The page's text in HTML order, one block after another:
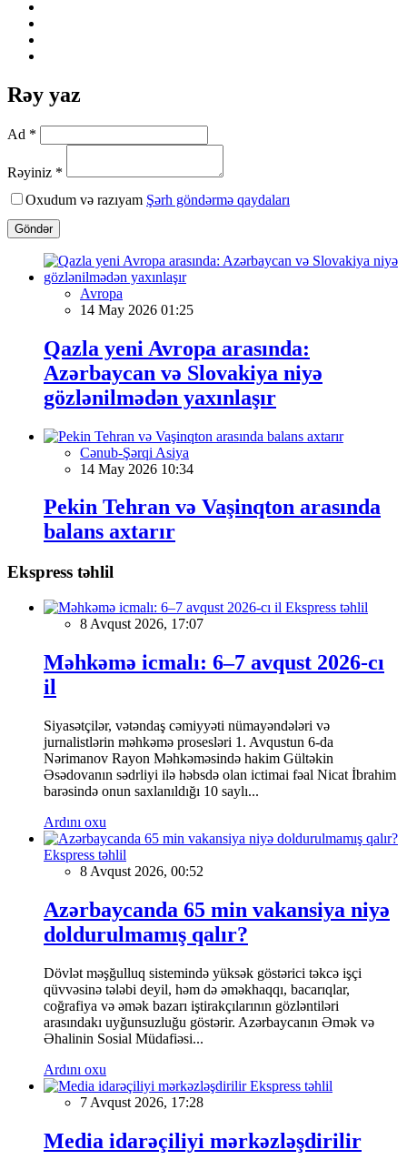
Rəy yaz
Ad *
Rəyiniz *
Oxudum və razıyam Şərh göndərmə qaydaları
Göndər
Avropa
14 May 2026 01:25
Qazla yeni Avropa arasında:
Azərbaycan və Slovakiya niyə
gözlənilmədən yaxınlaşır
Cənub-Şərqi Asiya
14 May 2026 10:34
Pekin Tehran və Vaşinqton arasında
balans axtarır
Ekspress təhlil
Ekspress təhlil
8 Avqust 2026, 17:07
Məhkəmə icmalı: 6–7 avqust 2026-cı
il
Siyasətçilər, vətəndaş cəmiyyəti nümayəndələri və
jurnalistlərin məhkəmə prosesləri 1. Avqustun 6-da
Nərimanov Rayon Məhkəməsində hakim Gültəkin
Əsədovanın sədrliyi ilə həbsdə olan ictimai fəal Nicat İbrahim
barəsində onun saxlanıldığı 10 saylı...
Ardını oxu
Ekspress təhlil
8 Avqust 2026, 00:52
Azərbaycanda 65 min vakansiya niyə
doldurulmamış qalır?
Dövlət məşğulluq sistemində yüksək göstərici təkcə işçi
qüvvəsinə tələbi deyil, həm də əməkhaqqı, bacarıqlar,
coğrafiya və əmək bazarı iştirakçılarının gözləntiləri
arasındakı uyğunsuzluğu göstərir. Azərbaycanın Əmək və
Əhalinin Sosial Müdafiəsi...
Ardını oxu
Ekspress təhlil
7 Avqust 2026, 17:28
Media idarəçiliyi mərkəzləşdirilir